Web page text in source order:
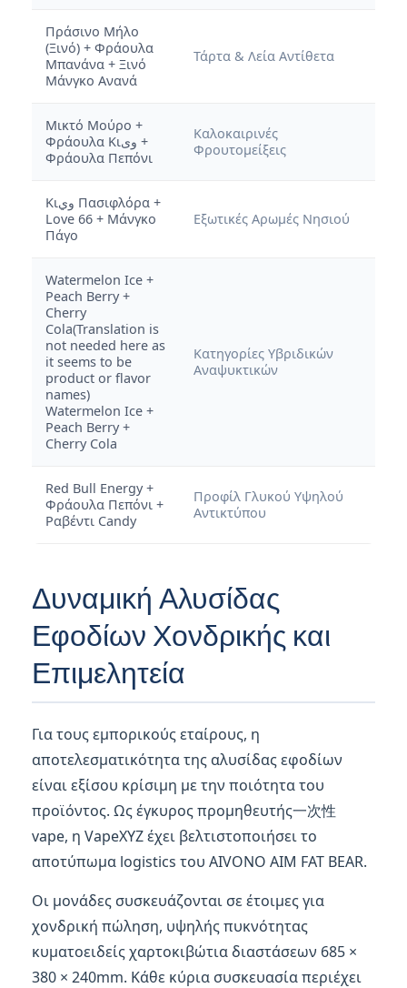
Πράσινο Μήλο
(Ξινό) + Φράουλα
Μπανάνα + Ξινό
Μάνγκο Ανανά
Τάρτα & Λεία Αντίθετα
Μικτό Μούρο +
Φράουλα Κιوی +
Φράουλα Πεπόνι
Καλοκαιρινές
Φρουτομείξεις
Κιوي Πασιφλόρα +
Love 66 + Μάνγκο
Πάγο
Εξωτικές Αρωμές Νησιού
Watermelon Ice +
Peach Berry +
Cherry
Cola(Translation is
not needed here as
it seems to be
product or flavor
names)
Watermelon Ice +
Peach Berry +
Cherry Cola
Κατηγορίες Υβριδικών
Αναψυκτικών
Red Bull Energy +
Φράουλα Πεπόνι +
Ραβέντι Candy
Προφίλ Γλυκού Υψηλού
Αντικτύπου
Δυναμική Αλυσίδας
Εφοδίων Χονδρικής και
Επιμελητεία
Για τους εμπορικούς εταίρους, η
αποτελεσματικότητα της αλυσίδας εφοδίων
είναι εξίσου κρίσιμη με την ποιότητα του
προϊόντος. Ως έγκυρος προμηθευτής一次性
vape, η VapeXYZ έχει βελτιστοποιήσει το
αποτύπωμα logistics του AIVONO AIM FAT BEAR.
Οι μονάδες συσκευάζονται σε έτοιμες για
χονδρική πώληση, υψηλής πυκνότητας
κυματοειδείς χαρτοκιβώτια διαστάσεων 685 ×
380 × 240mm. Κάθε κύρια συσκευασία περιέχει